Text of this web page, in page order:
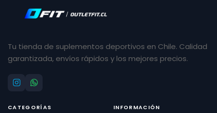
Tu tienda de suplementos deportivos en Chile. Calidad
garantizada, envíos rápidos y los mejores precios.
CATEGORÍAS INFORMACIÓN